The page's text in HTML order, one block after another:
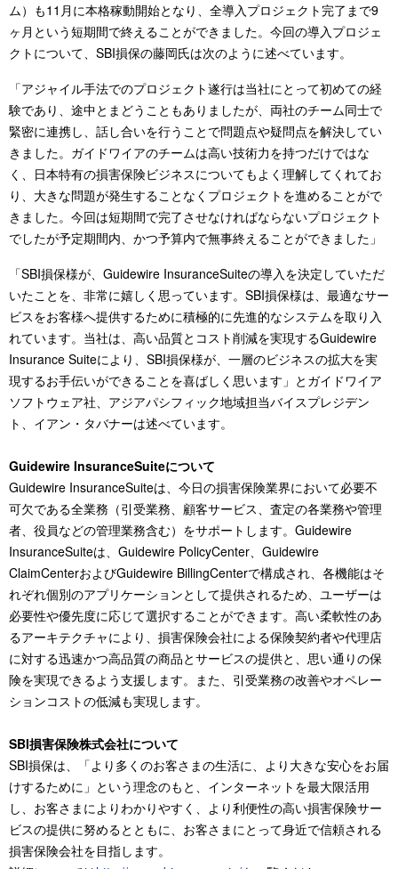
ム）も11月に本格稼動開始となり、全導入プロジェクト完了まで9
ヶ月という短期間で終えることができました。今回の導入プロジェ
クトについて、SBI損保の藤岡氏は次のように述べています。
「アジャイル手法でのプロジェクト遂行は当社にとって初めての経
験であり、途中とまどうこともありましたが、両社のチーム同士で
緊密に連携し、話し合いを行うことで問題点や疑問点を解決してい
きました。ガイドワイアのチームは高い技術力を持つだけではな
く、日本特有の損害保険ビジネスについてもよく理解してくれてお
り、大きな問題が発生することなくプロジェクトを進めることがで
きました。今回は短期間で完了させなければならないプロジェクト
でしたが予定期間内、かつ予算内で無事終えることができました」
「SBI損保様が、Guidewire InsuranceSuiteの導入を決定していただ
いたことを、非常に嬉しく思っています。SBI損保様は、最適なサー
ビスをお客様へ提供するために積極的に先進的なシステムを取り入
れています。当社は、高い品質とコスト削減を実現するGuidewire
Insurance Suiteにより、SBI損保様が、一層のビジネスの拡大を実
現するお手伝いができることを喜ばしく思います」とガイドワイア
ソフトウェア社、アジアパシフィック地域担当バイスプレジデン
ト、イアン・タバナーは述べています。
Guidewire InsuranceSuiteについて
Guidewire InsuranceSuiteは、今日の損害保険業界において必要不
可欠である全業務（引受業務、顧客サービス、査定の各業務や管理
者、役員などの管理業務含む）をサポートします。Guidewire
InsuranceSuiteは、Guidewire PolicyCenter、Guidewire
ClaimCenterおよびGuidewire BillingCenterで構成され、各機能はそ
れぞれ個別のアプリケーションとして提供されるため、ユーザーは
必要性や優先度に応じて選択することができます。高い柔軟性のあ
るアーキテクチャにより、損害保険会社による保険契約者や代理店
に対する迅速かつ高品質の商品とサービスの提供と、思い通りの保
険を実現できるよう支援します。また、引受業務の改善やオペレー
ションコストの低減も実現します。
SBI損害保険株式会社について
SBI損保は、「より多くのお客さまの生活に、より大きな安心をお届
けするために」という理念のもと、インターネットを最大限活用
し、お客さまによりわかりやすく、より利便性の高い損害保険サー
ビスの提供に努めるとともに、お客さまにとって身近で信頼される
損害保険会社を目指します。